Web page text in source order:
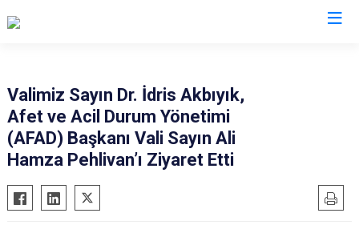
Valimiz Sayın Dr. İdris Akbıyık,
Afet ve Acil Durum Yönetimi
(AFAD) Başkanı Vali Sayın Ali
Hamza Pehlivan’ı Ziyaret Etti